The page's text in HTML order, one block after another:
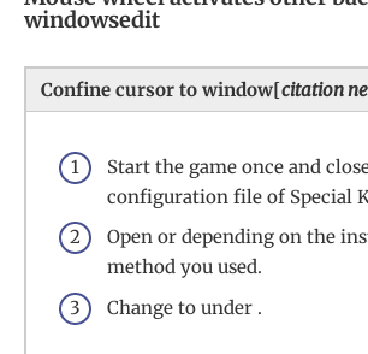
windowsedit
Confine cursor to window[citation
Start the game once and
configuration file of Special
Open or depending on the
method you used.
Change to under .